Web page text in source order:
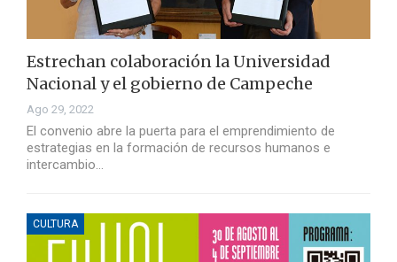
Estrechan colaboración la Universidad
Nacional y el gobierno de Campeche
Ago 29, 2022
El convenio abre la puerta para el emprendimiento de
estrategias en la formación de recursos humanos e
intercambio…
CULTURA